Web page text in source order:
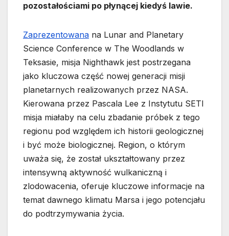
pozostałościami po płynącej kiedyś lawie.
Zaprezentowana na Lunar and Planetary
Science Conference w The Woodlands w
Teksasie, misja Nighthawk jest postrzegana
jako kluczowa część nowej generacji misji
planetarnych realizowanych przez NASA.
Kierowana przez Pascala Lee z Instytutu SETI
misja miałaby na celu zbadanie próbek z tego
regionu pod względem ich historii geologicznej
i być może biologicznej. Region, o którym
uważa się, że został ukształtowany przez
intensywną aktywność wulkaniczną i
zlodowacenia, oferuje kluczowe informacje na
temat dawnego klimatu Marsa i jego potencjału
do podtrzymywania życia.